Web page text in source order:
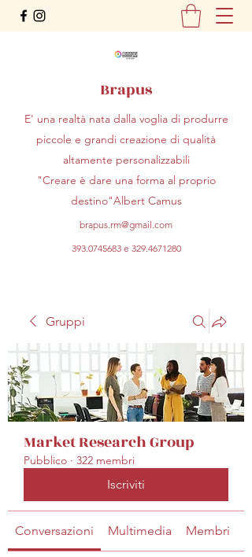
Brapus
E' una realtà nata dalla voglia di produrre
piccole e grandi creazione di qualità
altamente personalizzabili
"Creare è dare una forma al proprio
destino"Albert Camus
brapus.rm@gmail.com
393.0745683e 329.4671280
Gruppi
Market Research Group
Pubblico · 322 membri
Iscriviti
Conversazioni Multimedia Membri